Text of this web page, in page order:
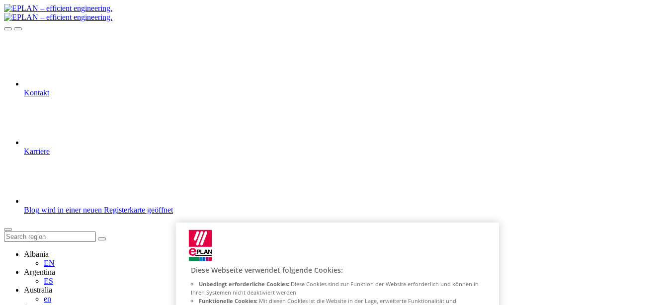
Kontakt
Karriere
Blog wird in einer neuen Registerkarte geöffnet
Albania
EN
Argentina
ES
Australia
en
Diese Webseite verwendet folgende Cookies:
Unbedingt erforderliche Cookies: Diese Cookies sind zur Funktion der Website erforderlich und können in
Ihren Systemen nicht deaktiviert werden
Funktionelle Cookies: Mit diesen Cookies ist die Website in der Lage, erweiterte Funktionalität und